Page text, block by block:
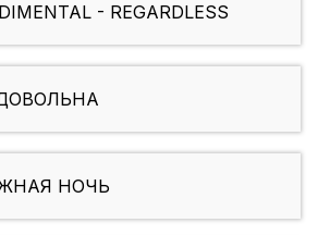
- REGARDLESS
НОЧЬ